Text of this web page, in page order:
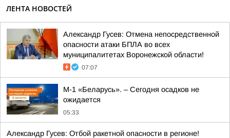
ЛЕНТА НОВОСТЕЙ
Александр Гусев: Отмена непосредственной
опасности атаки БПЛА во всех
муниципалитетах Воронежской области!
07:07
М-1 «Беларусь». – Сегодня осадков не
ожидается
05:33
Александр Гусев: Отбой ракетной опасности в регионе!